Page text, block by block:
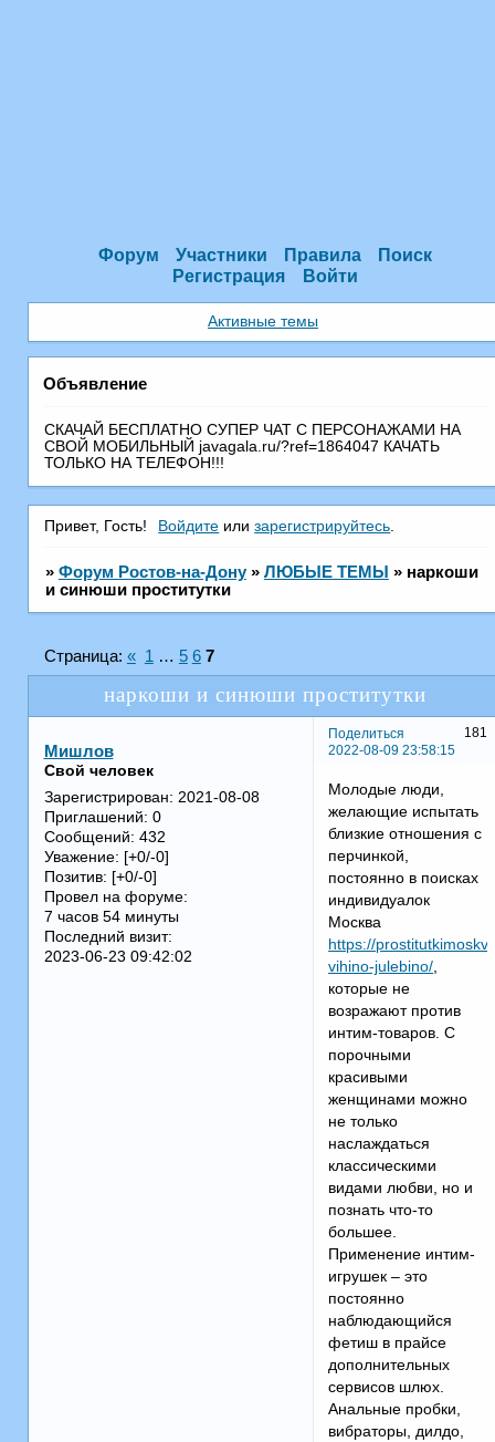
Форум Участники Правила
Поиск
Регистрация
Войти
Активные темы
Объявление
СКАЧАЙ БЕСПЛАТНО СУПЕР ЧАТ С ПEРСОНАЖАМИ НА
СВОЙ МОБИЛЬНЫЙ javagala.ru/?ref=1864047 КАЧАТЬ
ТОЛЬКО НА ТЕЛЕФОН!!!
Привет, Гость! Войдите илизарегистрируйтесь
» Форум Ростов-на-Дону » ЛЮБЫЕ ТЕМЫ » наркоши
и синюши проститутки
наркоши и синюши проститутки
Страница: « 1 … 5 6 7
Поделиться
181
2022-08-09 23:58:15
Мишлов
Свой человек
Зарегистрирован: 2021-08-08
Приглашений: 0
Сообщений: 432
Уважение: [+0/-0]
Позитив: [+0/-0]
Провел на форуме:
7 часов 54 минуты
Последний визит:
2023-06-23 09:42:02
Молодые люди,
желающие испытать
близкие отношения с
перчинкой,
постоянно в поисках
индивидуалок
Москва
https://
vihino-julebino/
которые не
возражают против
интим-товаров. С
порочными
красивыми
женщинами можно
не только
наслаждаться
классическими
видами любви, но и
познать что-то
большее.
Применение интим-
игрушек – это
постоянно
наблюдающийся
фетиш в прайсе
дополнительных
сервисов шлюх.
Анальные пробки,
вибраторы, дилдо,